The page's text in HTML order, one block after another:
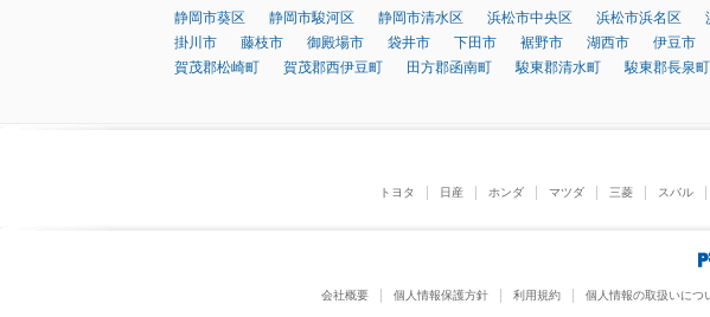
静岡市葵区 静岡市駿河区 静岡市清水区 浜松市中央区 浜松市浜名区
掛川市
藤枝市 御殿場市 袋井市 下田市 裾野市 湖西市 伊豆市
賀茂郡松崎町
賀茂郡西伊豆町 田方郡函南町 駿東郡清水町 駿東郡長泉町
トヨタ 日産 ホンダ マツダ 三菱 スバル
会社概要 個人情報保護方針 利用規約 個人情報の取扱いにつ